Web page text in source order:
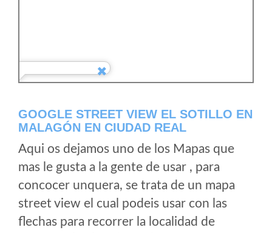
GOOGLE STREET VIEW EL SOTILLO EN
MALAGÓN EN CIUDAD REAL
Aqui os dejamos uno de los Mapas que
mas le gusta a la gente de usar , para
concocer unquera, se trata de un mapa
street view el cual podeis usar con las
flechas para recorrer la localidad de